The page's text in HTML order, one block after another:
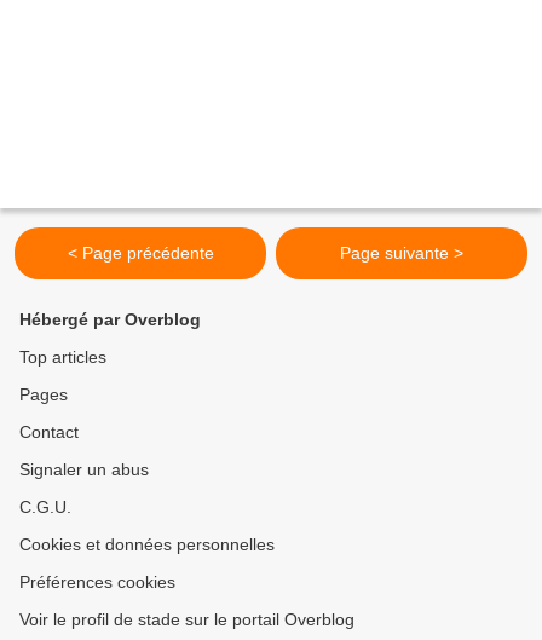
< Page précédente Page suivante >
Hébergé par Overblog
Top articles
Pages
Contact
Signaler un abus
C.G.U.
Cookies et données personnelles
Préférences cookies
Voir le profil de stade sur le portail Overblog